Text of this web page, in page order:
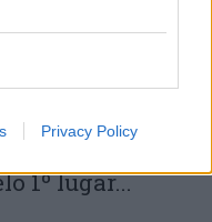
Privacy Policy
1º lugar...